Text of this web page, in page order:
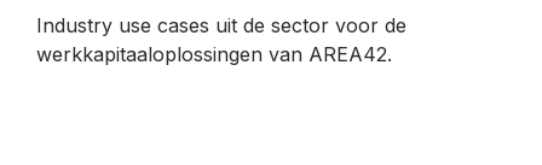
Industry use cases uit de sector voor de
werkkapitaaloplossingen van AREA42.